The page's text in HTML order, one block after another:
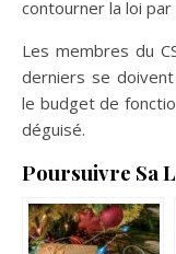
contourner la loi
Les membres du
derniers se
le budget de
déguisé.
Poursuivre Sa